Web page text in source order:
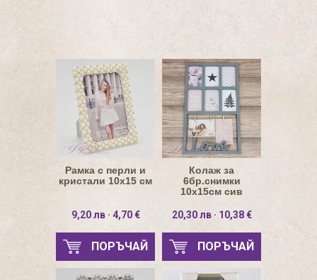
Рамка с перли и
кристали 10х15 см
9,20 лв · 4,70 €
ПОРЪЧАЙ
Колаж за
6бр.снимки
10х15см сив
''LOVE''
20,30 лв · 10,38 €
ПОРЪЧАЙ